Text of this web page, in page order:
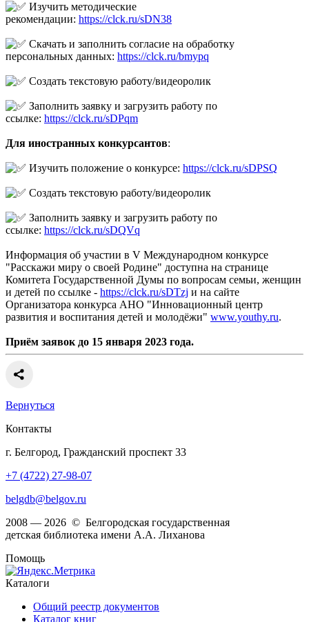
Изучить методические
рекомендации: https://clck.ru/sDN38
Скачать и заполнить согласие на обработку
персональных данных: https://clck.ru/bmypq
Создать текстовую работу/видеоролик
Заполнить заявку и загрузить работу по
ссылке: https://clck.ru/sDPqm
Для иностранных конкурсантов:
Изучить положение о конкурсе: https://clck.ru/sDPSQ
Создать текстовую работу/видеоролик
Заполнить заявку и загрузить работу по
ссылке: https://clck.ru/sDQVq
Информация об участии в V Международном конкурсе
"Расскажи миру о своей Родине" доступна на странице
Комитета Государственной Думы по вопросам семьи, женщин
и детей по ссылке - https://clck.ru/sDTzj и на сайте
Организатора конкурса АНО "Инновационный центр
развития и воспитания детей и молодёжи" www.youthy.ru.
Приём заявок до 15 января 2023 года.
Вернуться
Контакты
г. Белгород, Гражданский проспект 33
+7 (4722) 27-98-07
belgdb@belgov.ru
2008 — 2026 © Белгородская государственная
детская библиотека имени А.А. Лиханова
Помощь
Каталоги
Общий реестр документов
Каталог книг